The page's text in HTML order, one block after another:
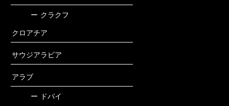
ー クラクフ
クロアチア
サウジアラビア
アラブ
ー ドバイ